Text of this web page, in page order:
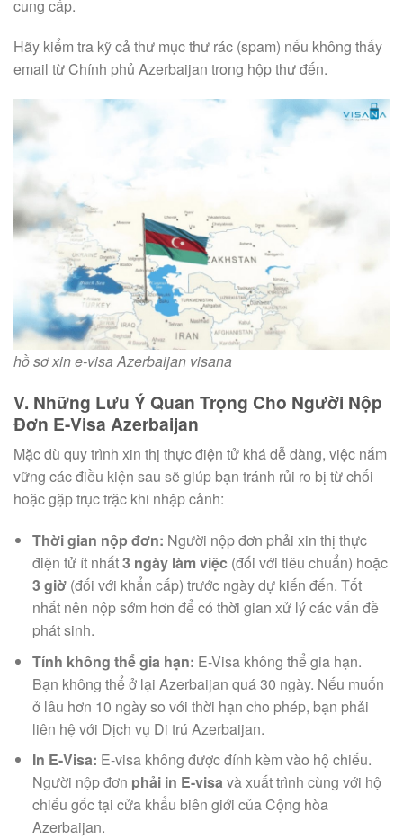
cung cấp.
Hãy kiểm tra kỹ cả thư mục thư rác (spam) nếu không thấy
email từ Chính phủ Azerbaijan trong hộp thư đến.
hồ sơ xin e-visa Azerbaijan visana
V. Những Lưu Ý Quan Trọng Cho Người Nộp
Đơn E-Visa Azerbaijan
Mặc dù quy trình xin thị thực điện tử khá dễ dàng, việc nắm
vững các điều kiện sau sẽ giúp bạn tránh rủi ro bị từ chối
hoặc gặp trục trặc khi nhập cảnh:
Thời gian nộp đơn: Người nộp đơn phải xin thị thực
điện tử ít nhất3 ngày làm việc (đối với tiêu chuẩn) hoặc
3 giờ(đối với khẩn cấp) trước ngày dự kiến đến. Tốt
nhất nên nộp sớm hơn để có thời gian xử lý các vấn đề
phát sinh.
Tính không thể gia hạn: E-Visa không thể gia hạn.
Bạn không thể ở lại Azerbaijan quá 30 ngày. Nếu muốn
ở lâu hơn 10 ngày so với thời hạn cho phép, bạn phải
liên hệ với Dịch vụ Di trú Azerbaijan.
In E-Visa: E-visa không được đính kèm vào hộ chiếu.
Người nộp đơn phải in E-visavà xuất trình cùng với hộ
chiếu gốc tại cửa khẩu biên giới của Cộng hòa
Azerbaijan.